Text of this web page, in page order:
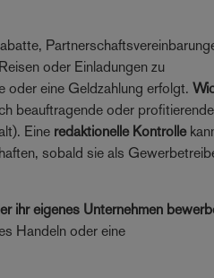
oder Einladungen zu
oder eine Geldzahlung erfolgt.
beauftragende oder profitierende
Eine redaktionelle Kontrolle
sobald sie als
ihr eigenes Unternehmen
Handeln oder eine